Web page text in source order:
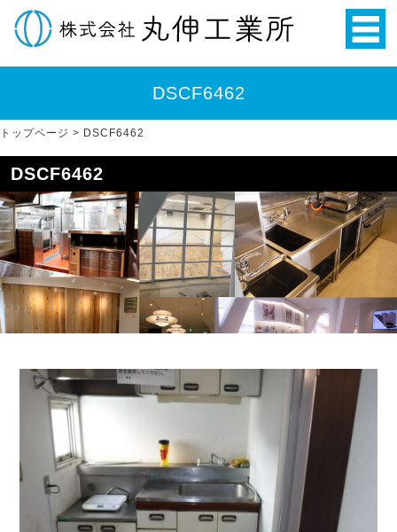
DSCF6462
トップページ > DSCF6462
DSCF6462